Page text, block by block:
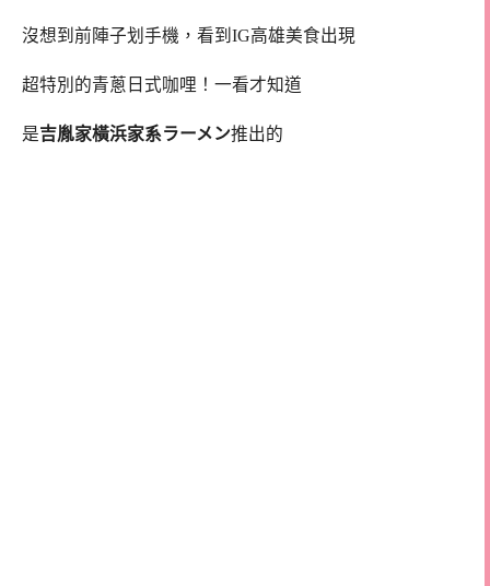
沒想到前陣子划手機，看到IG高雄美食出現
超特別的青蔥日式咖哩！一看才知道
是吉胤家橫浜家系ラーメン推出的